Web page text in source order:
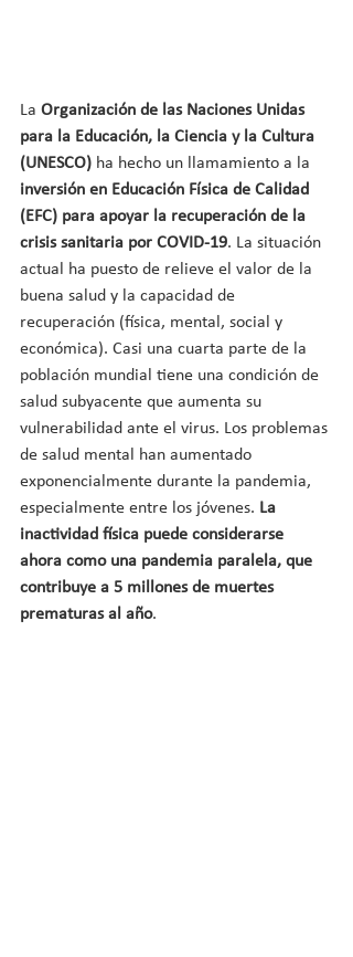
La Organización de las Naciones Unidas
para la Educación, la Ciencia y la Cultura
(UNESCO) ha hecho un llamamiento a la
inversión en Educación Física de Calidad
(EFC) para apoyar la recuperación de la
crisis sanitaria por COVID-19. La situación
actual ha puesto de relieve el valor de la
buena salud y la capacidad de
recuperación (física, mental, social y
económica). Casi una cuarta parte de la
población mundial tiene una condición de
salud subyacente que aumenta su
vulnerabilidad ante el virus. Los problemas
de salud mental han aumentado
exponencialmente durante la pandemia,
especialmente entre los jóvenes. La
inactividad física puede considerarse
ahora como una pandemia paralela, que
contribuye a 5 millones de muertes
prematuras al año.